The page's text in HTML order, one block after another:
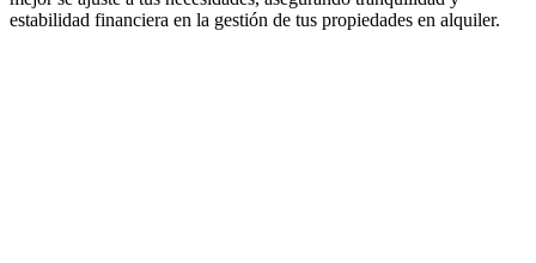
estabilidad financiera en la gestión de tus propiedades en alquiler.